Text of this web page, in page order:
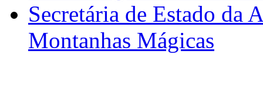
Secretária de Estado da
Montanhas Mágicas